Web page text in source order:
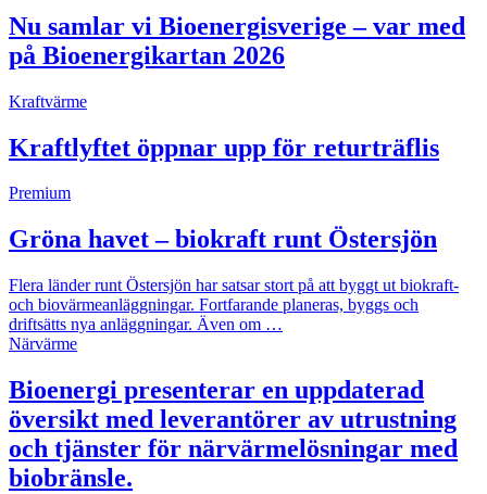
Nu samlar vi Bioenergisverige – var med
på Bioenergikartan 2026
Kraftvärme
Kraftlyftet öppnar upp för returträflis
Premium
Gröna havet – biokraft runt Östersjön
Flera länder runt Östersjön har satsar stort på att byggt ut biokraft-
och biovärmeanläggningar. Fortfarande planeras, byggs och
driftsätts nya anläggningar. Även om …
Närvärme
Bioenergi presenterar en uppdaterad
översikt med leverantörer av utrustning
och tjänster för närvärmelösningar med
biobränsle.